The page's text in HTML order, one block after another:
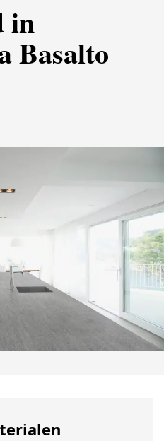
in
Basalto